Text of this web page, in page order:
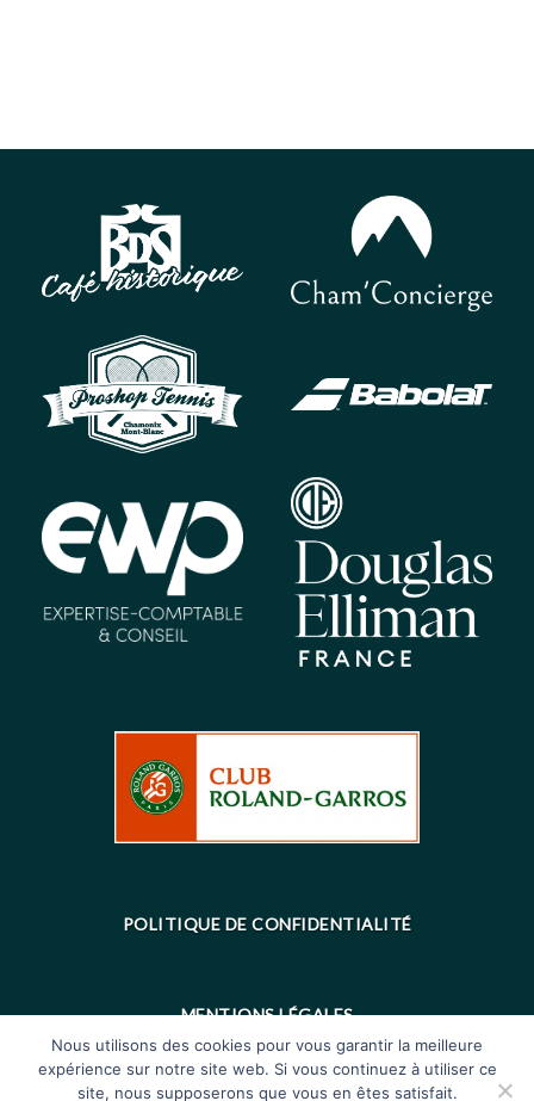
POLITIQUE DE CONFIDENTIALITÉ
MENTIONS LÉGALES
Nous utilisons des cookies pour vous garantir la meilleure
expérience sur notre site web. Si vous continuez à utiliser ce
site, nous supposerons que vous en êtes satisfait.